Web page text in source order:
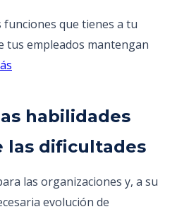
funciones que tienes a tu
tus empleados mantengan
habilidades
las dificultades
las organizaciones y, a su
evolución de